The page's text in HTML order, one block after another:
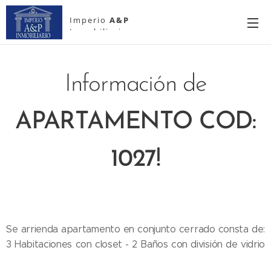
Imperio A&P
Inmobiliario
Información de
APARTAMENTO COD:
1027!
Se arrienda apartamento en conjunto cerrado consta de:
3 Habitaciones con closet - 2 Baños con división de vidrio